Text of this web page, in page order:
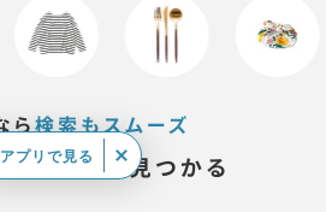
アプリで見る